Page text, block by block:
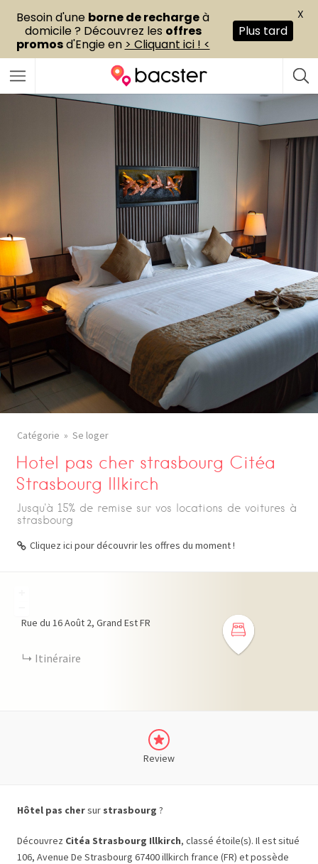
Catégorie Se loger
Hotel pas cher strasbourg Citéa
Strasbourg Illkirch
Jusqu'à 15% de remise sur vos locations de voitures à
strasbourg
Cliquez ici pour découvrir les offres du moment !
Rue du 16 Août 2 Grand EstFR
Itinéraire
Review
Hôtel pas chersur strasbourg ?
Découvrez Citéa Strasbourg Illkirch, classé étoile(s). Il est situé
106, Avenue De Strasbourg 67400 illkirch france (FR) et possède
Besoin d'une borne de rechargeà
domicile ? Découvrez les offres
promosd'Engie en > Cliquant ici ! <
Plus tard
X